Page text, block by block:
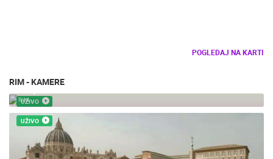
POGLEDAJ NA KARTI
RIM - KAMERE
UŽIVO
RIM
UŽIVO